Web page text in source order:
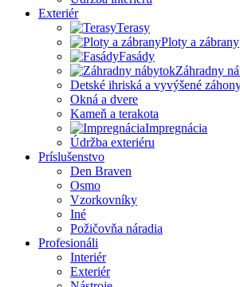
Exteriér
Terasy
Ploty a zábrany
Fasády
Záhradny
Detské ihriská a vyvýšené
Okná a dvere
Kameň a terakota
Impregnácia
Údržba exteriéru
Príslušenstvo
Den Braven
Osmo
Vzorkovníky
Iné
Požičovňa náradia
Profesionáli
Interiér
Exteriér